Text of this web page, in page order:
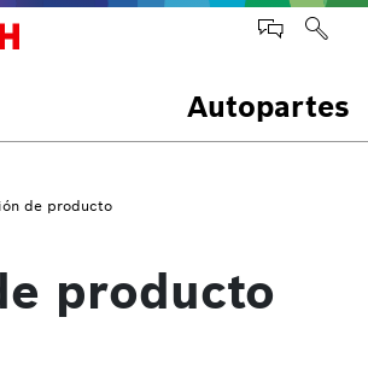
Autopartes
de producto
producto